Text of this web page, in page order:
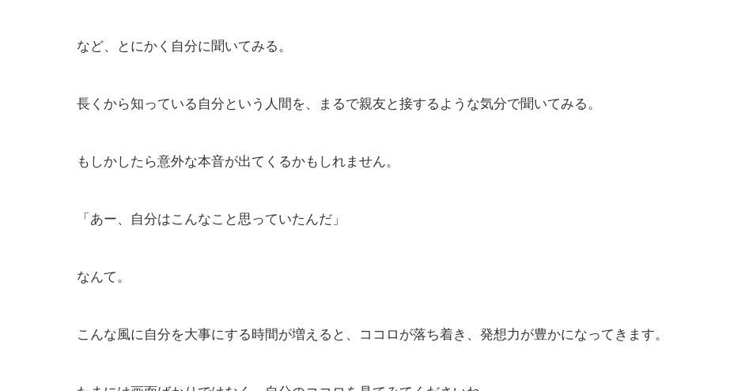
など、とにかく自分に聞いてみる。
長くから知っている自分という人間を、まるで親友と接するような気分で聞いてみる。
もしかしたら意外な本音が出てくるかもしれません。
「あー、自分はこんなこと思っていたんだ」
なんて。
こんな風に自分を大事にする時間が増えると、ココロが落ち着き、発想力が豊かになってきます。